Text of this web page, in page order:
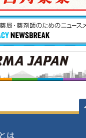
は